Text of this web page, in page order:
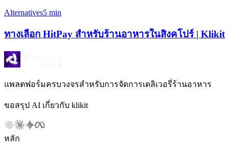
Alternatives5 min
ทางเลือก HitPay สำหรับร้านอาหารในสิงคโปร์ | Klikit
แพลตฟอร์มครบวงจรสำหรับการจัดการเดลิเวอรี่ร้านอาหาร
ขอสรุป AI เกี่ยวกับ klikit
หลัก